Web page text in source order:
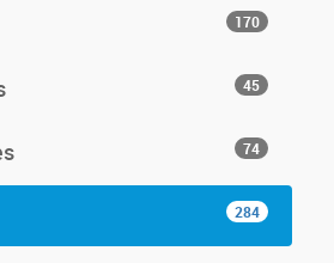
170
45
74
284